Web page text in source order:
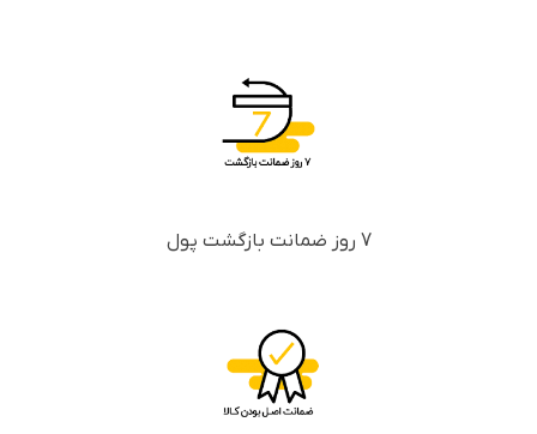
7 روز ضمانت بازگشت پول